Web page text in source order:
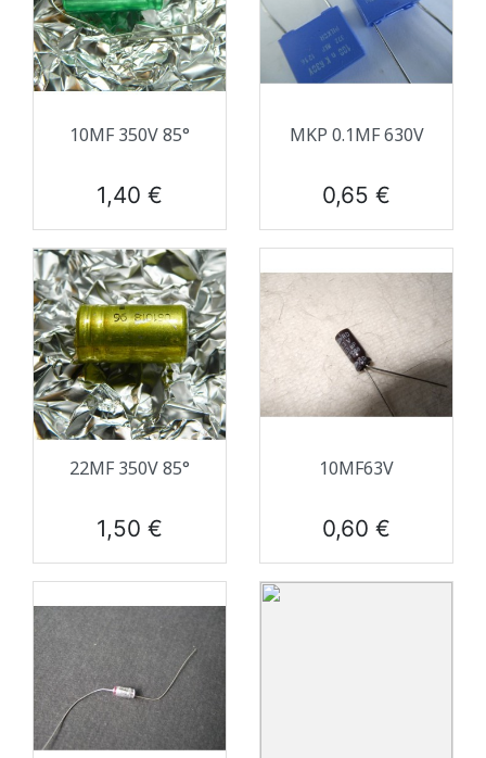
10ΜF 350V 85°
Prix
1,40 €
MKP 0.1ΜF 630V
Prix
0,65 €
22ΜF 350V 85°
Prix
1,50 €
10ΜF63V
Prix
0,60 €